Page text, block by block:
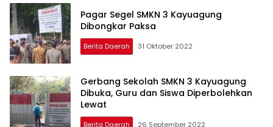
Pagar Segel SMKN 3 Kayuagung
Dibongkar Paksa
Berita Daerah 31 Oktober 2022
Gerbang Sekolah SMKN 3 Kayuagung
Dibuka, Guru dan Siswa Diperbolehkan
Lewat
Berita Daerah 26 September 2022